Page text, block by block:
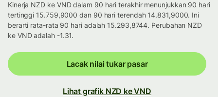
Kinerja NZD ke VND dalam 90 hari terakhir menunjukkan 90 hari
tertinggi 15.759,9000 dan 90 hari terendah 14.831,9000. Ini
berarti rata-rata 90 hari adalah 15.293,8744. Perubahan NZD
ke VND adalah -1.31.
Lacak nilai tukar pasar
Lihat grafik NZD ke VND